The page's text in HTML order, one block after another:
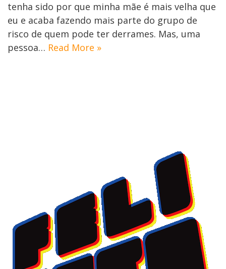
tenha sido por que minha mãe é mais velha que
eu e acaba fazendo mais parte do grupo de
risco de quem pode ter derrames. Mas, uma
pessoa… Read More »